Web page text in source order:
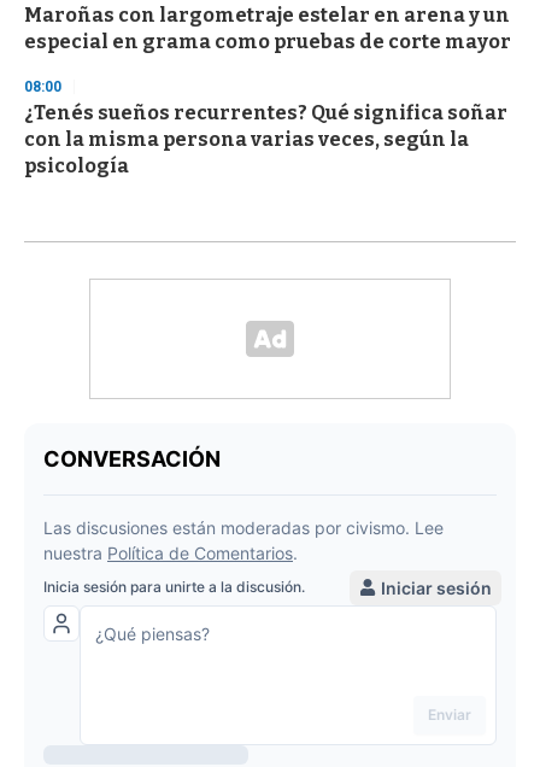
Maroñas con largometraje estelar en arena y un
especial en grama como pruebas de corte mayor
08:00
¿Tenés sueños recurrentes? Qué significa soñar
con la misma persona varias veces, según la
psicología